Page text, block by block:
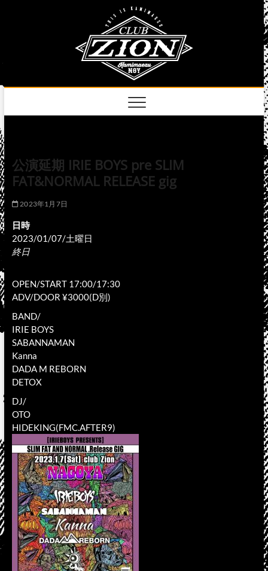
公演延期 IRIE BOYS pre SLIM
FAT&NORMAL RELEASE gig
2023年1月7日
日時
2023/01/07/土曜日
終日
OPEN/START 17:00/17:30
ADV/DOOR ¥3000(D別)
BAND/
IRIE BOYS
SABANNAMAN
Kanna
DADA M REBORN
DETOX
DJ/
OTO
HIDEKING(FMC.AFTER9)